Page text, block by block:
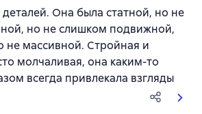
Она была статной, но не
но не слишком подвижной,
не массивной. Стройная и
молчаливая, она каким-то
всегда привлекала взгляды